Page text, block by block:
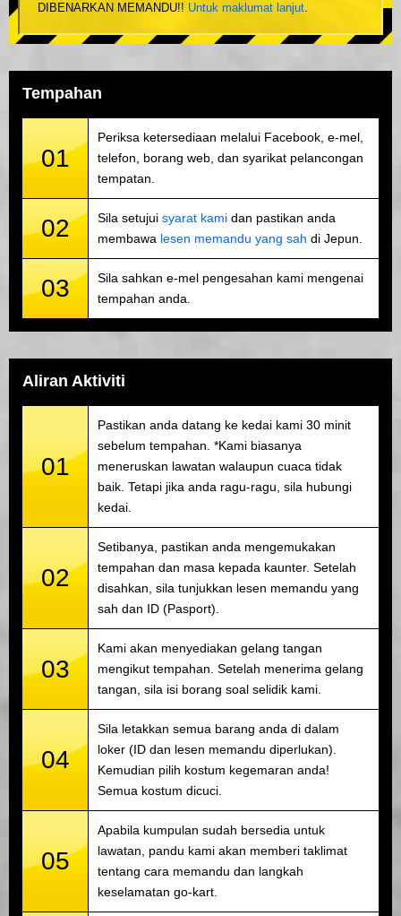
DIBENARKAN MEMANDU!! Untuk maklumat lanjut.
Tempahan
01
Periksa ketersediaan melalui Facebook, e-mel,
telefon, borang web, dan syarikat pelancongan
tempatan.
02 Sila setujui syarat kami dan pastikan anda
membawa lesen memandu yang sah di Jepun.
03
Sila sahkan e-mel pengesahan kami mengenai
tempahan anda.
Aliran Aktiviti
01
Pastikan anda datang ke kedai kami 30 minit
sebelum tempahan. *Kami biasanya
meneruskan lawatan walaupun cuaca tidak
baik. Tetapi jika anda ragu-ragu, sila hubungi
kedai.
02
Setibanya, pastikan anda mengemukakan
tempahan dan masa kepada kaunter. Setelah
disahkan, sila tunjukkan lesen memandu yang
sah dan ID (Pasport).
03
Kami akan menyediakan gelang tangan
mengikut tempahan. Setelah menerima gelang
tangan, sila isi borang soal selidik kami.
04
Sila letakkan semua barang anda di dalam
loker (ID dan lesen memandu diperlukan).
Kemudian pilih kostum kegemaran anda!
Semua kostum dicuci.
05
Apabila kumpulan sudah bersedia untuk
lawatan, pandu kami akan memberi taklimat
tentang cara memandu dan langkah
keselamatan go-kart.